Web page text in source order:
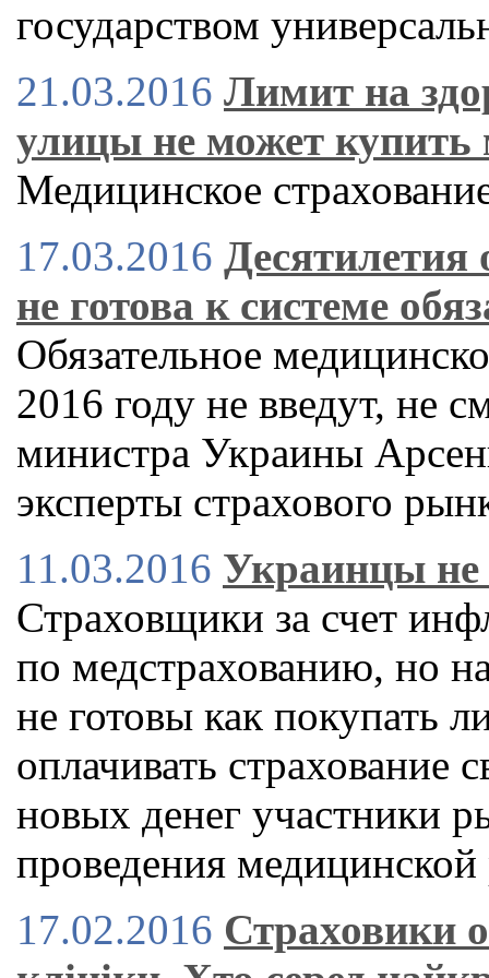
государством
21.03.2016 Лимит на
улицы не может купить
Медицинское
17.03.2016
не готова к системе
Обязательное
2016 году не введут, не
министра Украины
эксперты страхового
11.03.2016 Украинцы не
Страховщики за счет
по медстрахованию, но
не готовы как покупать
оплачивать страхование
новых денег участники
проведения
17.02.2016 Страховики